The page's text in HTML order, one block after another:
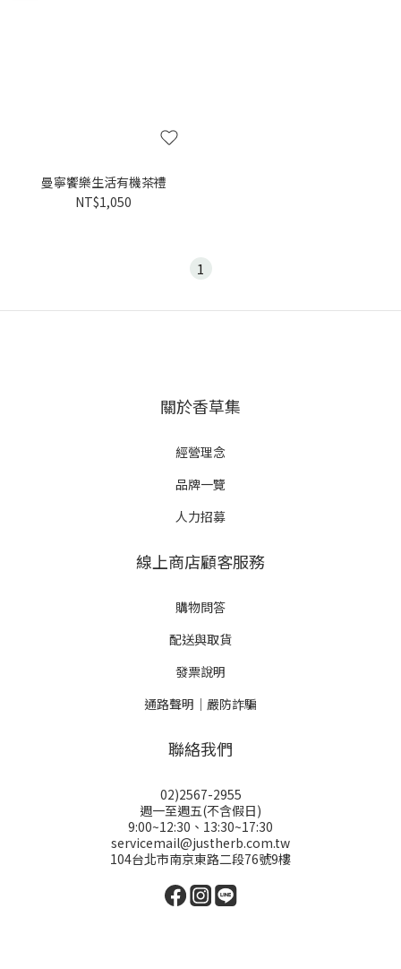
曼寧饗樂生活有機茶禮
NT$1,050
1
關於香草集
經營理念
品牌一覽
人力招募
線上商店顧客服務
購物問答
配送與取貨
發票說明
通路聲明｜嚴防詐騙
聯絡我們
02)2567-2955
週一至週五(不含假日)
9:00~12:30、13:30~17:30
servicemail@justherb.com.tw
104台北市南京東路二段76號9樓